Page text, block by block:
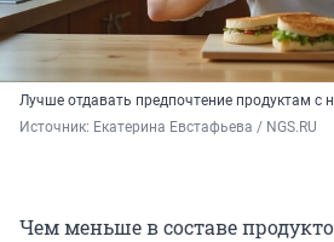
Лучше отдавать предпочтение продуктам с
Источник: Екатерина Евстафьева / NGS.RU
Чем меньше в составе